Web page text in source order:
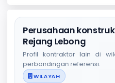
Perusahaan
Rejang Lebong
Profil kontraktor lain di
perbandingan referensi.
WILAYAH